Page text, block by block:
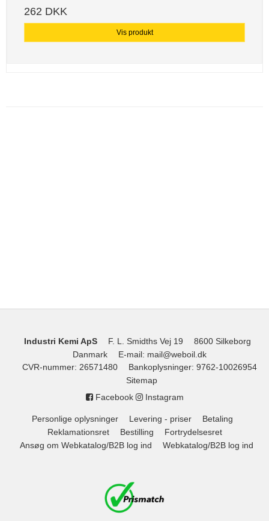
262 DKK
Vis produkt
Industri Kemi ApS F. L. Smidths Vej 19
8600 Silkeborg
Danmark
E-mail: mail@weboil.dk
CVR-nummer: 26571480 Bankoplysninger: 9762-10026954
Sitemap
Facebook
Instagram
Personlige oplysninger Levering - priser
Betaling
Reklamationsret
Bestilling
Fortrydelsesret
Ansøg om Webkatalog/B2B log ind
Webkatalog/B2B log ind